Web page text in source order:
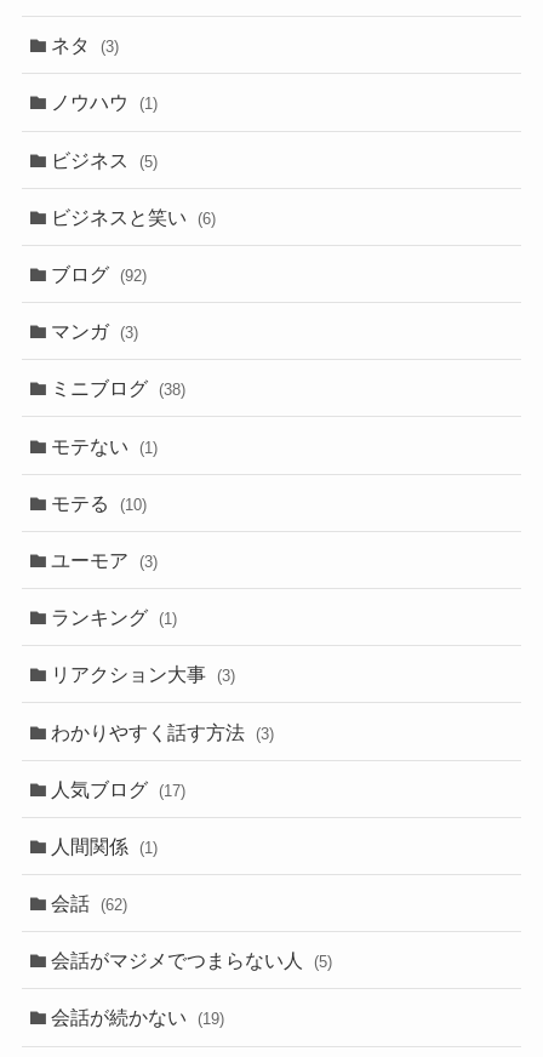
ネタ (3)
ノウハウ (1)
ビジネス (5)
ビジネスと笑い (6)
ブログ (92)
マンガ (3)
ミニブログ (38)
モテない (1)
モテる (10)
ユーモア (3)
ランキング (1)
リアクション大事 (3)
わかりやすく話す方法 (3)
人気ブログ (17)
人間関係 (1)
会話 (62)
会話がマジメでつまらない人 (5)
会話が続かない (19)